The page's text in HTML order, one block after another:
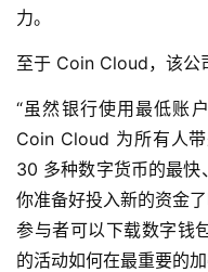
页
快
信
仰
力。
至于 Coin Cloud，该公
“虽然银行使用最低账
Coin Cloud 为所有人
30 多种数字货币的最快
你准备好投入新的资金
参与者可以下载数字钱
的活动如何在最重要的